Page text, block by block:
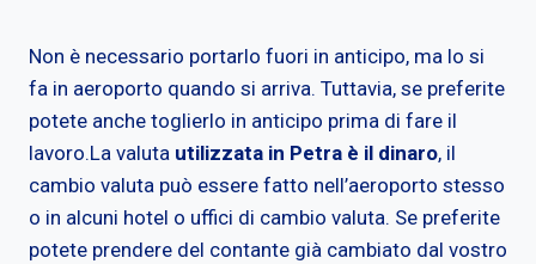
Non è necessario portarlo fuori in anticipo, ma lo si
fa in aeroporto quando si arriva. Tuttavia, se preferite
potete anche toglierlo in anticipo prima di fare il
lavoro.La valuta utilizzata in Petra è il dinaro, il
cambio valuta può essere fatto nell’aeroporto stesso
o in alcuni hotel o uffici di cambio valuta. Se preferite
potete prendere del contante già cambiato dal vostro